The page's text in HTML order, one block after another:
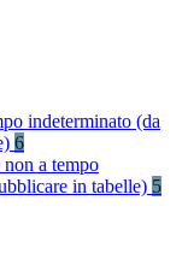
indeterminato (da
6
a tempo
in tabelle) 5